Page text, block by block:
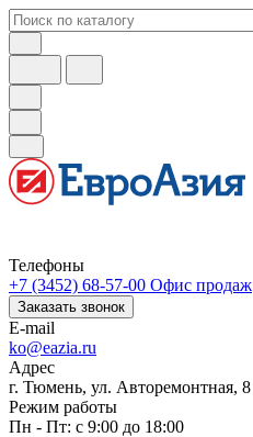
Телефоны
+7 (3452) 68-57-00 Офис продаж
Заказать звонок
E-mail
ko@eazia.ru
Адрес
г. Тюмень, ул. Авторемонтная, 8
Режим работы
Пн - Пт: с 9:00 до 18:00